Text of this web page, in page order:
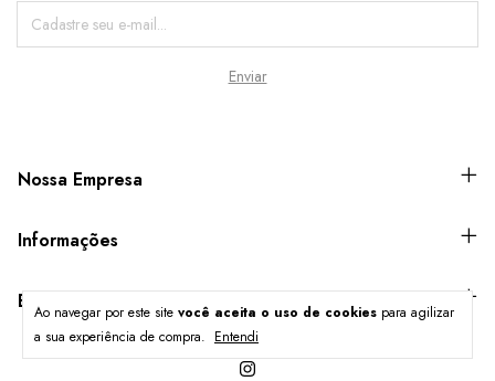
Ao navegar por este site você aceita o uso de cookies para agilizar
a sua experiência de compra. Entendi
Nossa Empresa
Informações
Entre em contato